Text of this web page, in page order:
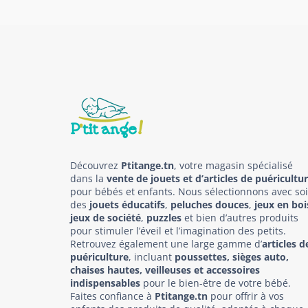
Découvrez Ptitange.tn, votre magasin spécialisé
dans la vente de jouets et d’articles de
pour bébés et enfants. Nous sélectionnons avec
des jouets éducatifs, peluches douces, jeux en
jeux de société, puzzles et bien d’autres produits
pour stimuler l’éveil et l’imagination des petits.
Retrouvez également une large gamme d’articles
puériculture, incluant poussettes, sièges auto,
chaises hautes, veilleuses et accessoires
indispensables pour le bien-être de votre bébé.
Faites confiance à Ptitange.tn pour offrir à vos